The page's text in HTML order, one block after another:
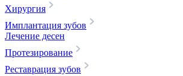
Хирургия
Имплантация зубов
Лечение десен
Протезирование
Реставрация зубов